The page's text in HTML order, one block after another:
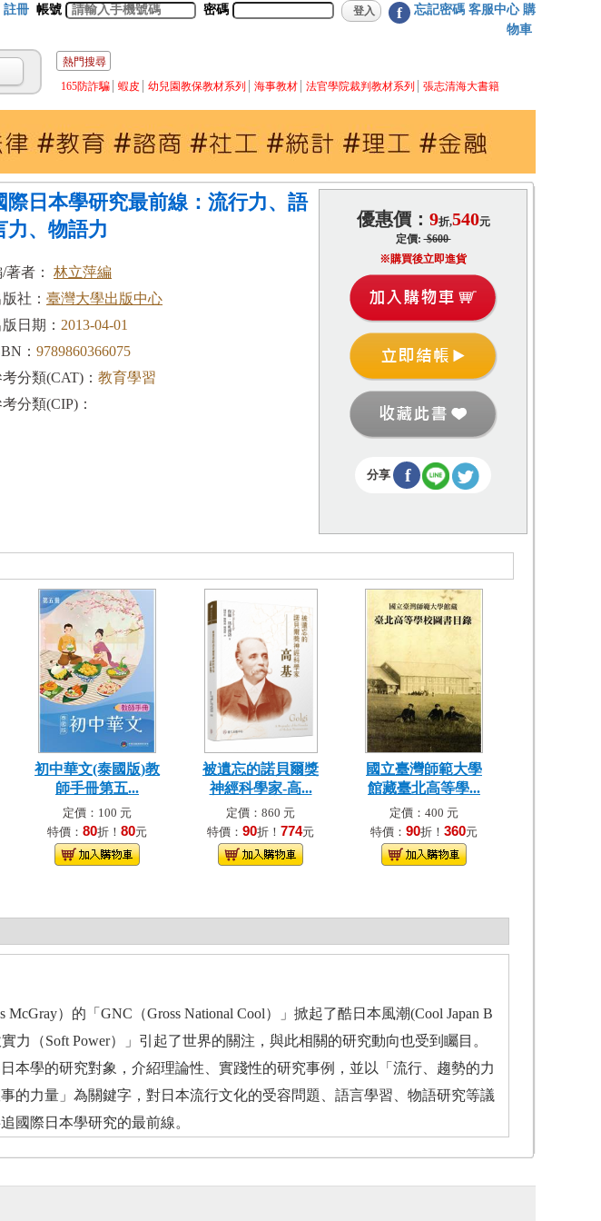
註冊 帳號 密碼 f 忘記密碼 客服中心 購
物車
熱門搜尋
165防詐騙
蝦皮 幼兒園教保教材系列 海事教材 法官學院裁判教材系列 張志清海大書籍
際日本學研究最前線：流行力、語
力、物語力
著者： 林立萍編
社： 臺灣大學出版中心
日期： 2013-04-01
： 9789860366075
分類(CAT)： 教育學習
分類(CIP)：
優惠價： 9折,540元
定價:$600
※購買後立即進貨
分享 f
初中華文(泰國版)教
師手冊第五...
定價：100 元
特價： 80折！ 80元
被遺忘的諾貝爾獎
神經科學家-高...
定價：860 元
特價： 90折！ 774元
國立臺灣師範大學
館藏臺北高等學...
定價：400 元
特價： 90折！ 360元
）的「GNC（Gross National Cool）」掀起了酷日本風潮(Cool Japan B
力（Soft Power）」引起了世界的關注，與此相關的研究動向也受到矚目。
本學的研究對象，介紹理論性、實踐性的研究事例，並以「流行、趨勢的力
的力量」為關鍵字，對日本流行文化的受容問題、語言學習、物語研究等議
國際日本學研究的最前線。